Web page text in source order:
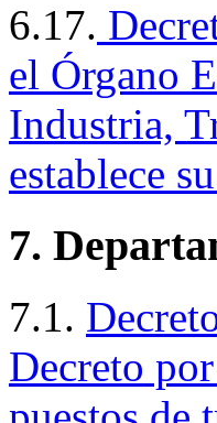
6.17.
el Órgano
Industria,
establece
7.
7.1.
Decreto